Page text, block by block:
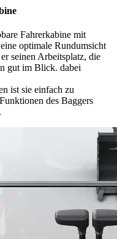
Fahrerkabine mit
optimale Rundumsicht
seinen Arbeitsplatz, die
gut im Blick. dabei
ist sie einfach zu
des Baggers